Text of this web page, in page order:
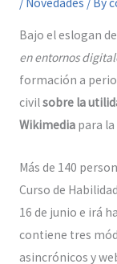
Bajo el eslogan de
en entornos
formación a
civilsobre la
Wikimediapara la
Más de 140
Curso de
16 de junio e irá
contiene tres
asincrónicos y